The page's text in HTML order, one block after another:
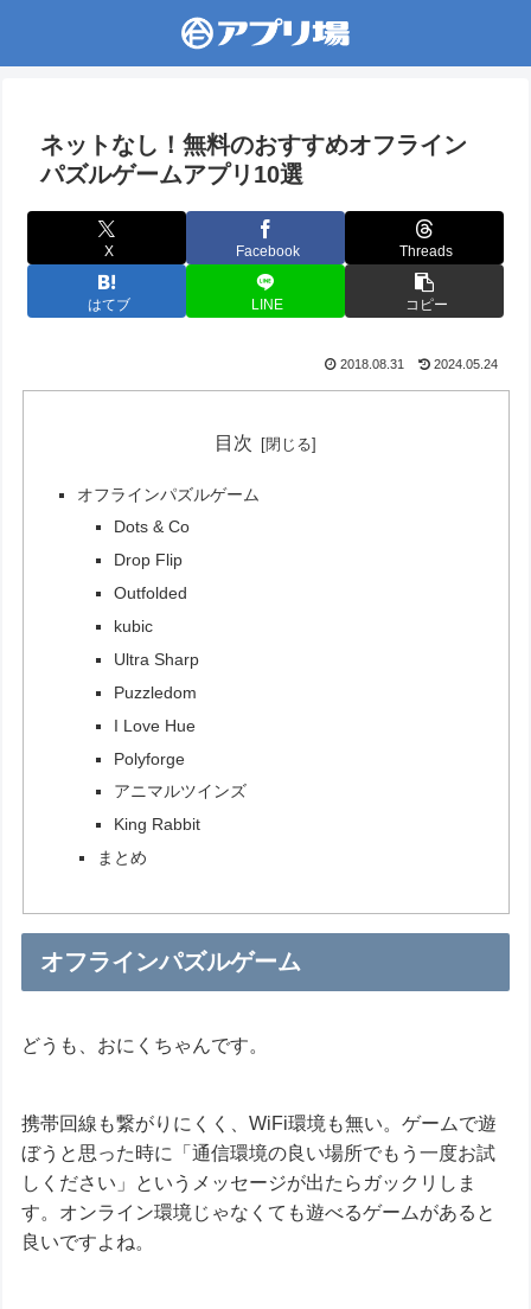
ネットなし！無料のおすすめオフライン
パズルゲームアプリ10選
X Facebook Threads
はてブ LINE コピー
2018.08.31 2024.05.24
目次
オフラインパズルゲーム
Dots & Co
Drop Flip
Outfolded
kubic
Ultra Sharp
Puzzledom
I Love Hue
Polyforge
アニマルツインズ
King Rabbit
まとめ
オフラインパズルゲーム
どうも、おにくちゃんです。
携帯回線も繋がりにくく、WiFi環境も無い。ゲームで遊
ぼうと思った時に「通信環境の良い場所でもう一度お試
しください」というメッセージが出たらガックリしま
す。オンライン環境じゃなくても遊べるゲームがあると
良いですよね。